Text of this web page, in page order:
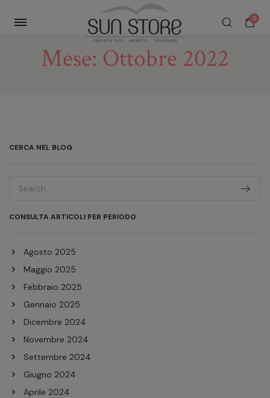
0
Mese: Ottobre 2022
CERCA NEL BLOG
CONSULTA ARTICOLI PER PERIODO
Agosto 2025
Maggio 2025
Febbraio 2025
Gennaio 2025
Dicembre 2024
Novembre 2024
Settembre 2024
Giugno 2024
Aprile 2024